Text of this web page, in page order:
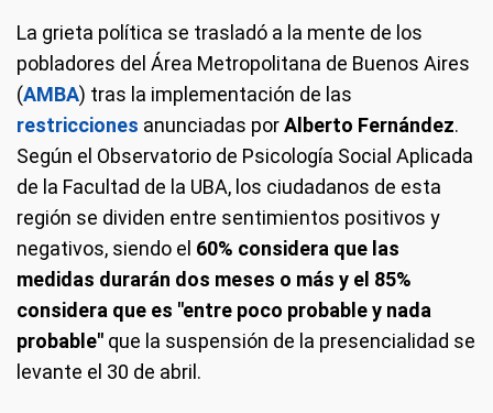
La grieta política se trasladó a la mente de los
pobladores del Área Metropolitana de Buenos Aires
(AMBA) tras la implementación de las
restricciones anunciadas porAlberto Fernández.
Según el Observatorio de Psicología Social Aplicada
de la Facultad de la UBA, los ciudadanos de esta
región se dividen entre sentimientos positivos y
negativos, siendo el 60% considera que las
medidas durarán dos meses o más y el 85%
considera que es "entre poco probable y nada
probable" que la suspensión de la presencialidad se
levante el 30 de abril.